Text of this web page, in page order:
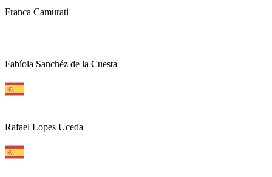
Franca Camurati
Fabíola Sanchéz de la Cuesta
Rafael Lopes Uceda